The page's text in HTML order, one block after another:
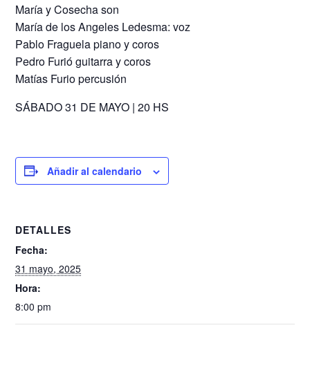
María y Cosecha son
María de los Angeles Ledesma: voz
Pablo Fraguela piano y coros
Pedro Furió guitarra y coros
Matías Furio percusión
SÁBADO 31 DE MAYO | 20 HS
Añadir al calendario
DETALLES
Fecha:
31 mayo, 2025
Hora:
8:00 pm